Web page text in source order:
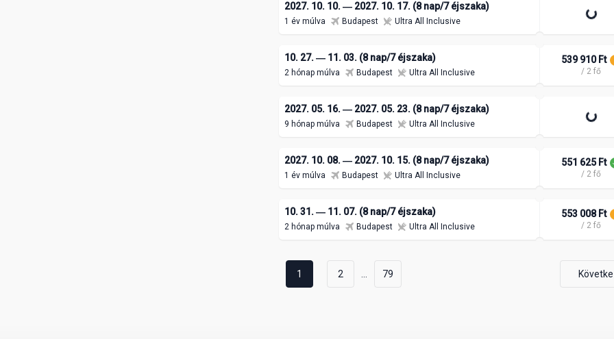
2027. 10. 10. ― 2027. 10. 17. (8 nap/7 éjszaka)
1 év múlva Budapest Ultra All Inclusive
10. 27. ― 11. 03. (8 nap/7 éjszaka)
2 hónap múlva Budapest Ultra All Inclusive
539 910 Ft
/ 2 fő
2027. 05. 16. ― 2027. 05. 23. (8 nap/7 éjszaka)
9 hónap múlva Budapest Ultra All Inclusive
2027. 10. 08. ― 2027. 10. 15. (8 nap/7 éjszaka)
1 év múlva Budapest Ultra All Inclusive
551 625 Ft
/ 2 fő
10. 31. ― 11. 07. (8 nap/7 éjszaka)
2 hónap múlva Budapest Ultra All Inclusive
553 008 Ft
/ 2 fő
1 2 79